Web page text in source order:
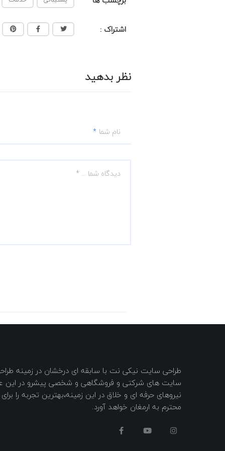
اشتراک :
نظر بدهید
نام شما
دیدگاه شما ... *
طراحی سایت نیکی نت با سابقه ای درخشان در زمینه
سایت های شرکتی و فروشگاهی و شخصی پیشرو در این
نیروهای حرفه ای و خلاق در این زمینه،بهترین تجربه را
محترم به ارمغان خواهد آورد.